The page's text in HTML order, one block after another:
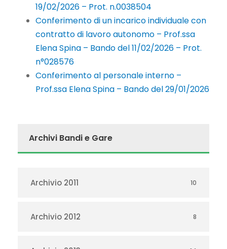
19/02/2026 – Prot. n.0038504
Conferimento di un incarico individuale con
contratto di lavoro autonomo – Prof.ssa
Elena Spina – Bando del 11/02/2026 – Prot.
n°028576
Conferimento al personale interno –
Prof.ssa Elena Spina – Bando del 29/01/2026
Archivi Bandi e Gare
Archivio 2011 10
Archivio 2012 8